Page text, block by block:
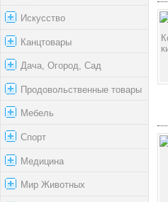
Искусство
Канцтовары
Дача, Огород, Сад
Продовольственные товары
Мебель
Спорт
Медицина
Мир Животных